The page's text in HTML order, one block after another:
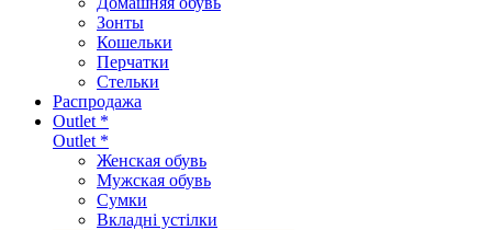
Зонты
Кошельки
Перчатки
Стельки
Распродажа
Outlet *
Outlet *
Женская обувь
Мужская обувь
Сумки
Вкладні устілки